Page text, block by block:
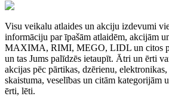
Visu veikalu atlaides un akciju izdevumi
informāciju par īpašām atlaidēm, akcijām
MAXIMA, RIMI, MEGO, LIDL un citos
un tas Jums palīdzēs ietaupīt. Ātri un ērti
akcijas pēc pārtikas, dzērienu,
skaistuma, veselības un citām kategorijām
ērti, lēti.